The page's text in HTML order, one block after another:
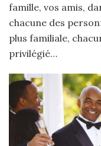
famille, vos amis,
chacune des
plus familiale,
privilégié…